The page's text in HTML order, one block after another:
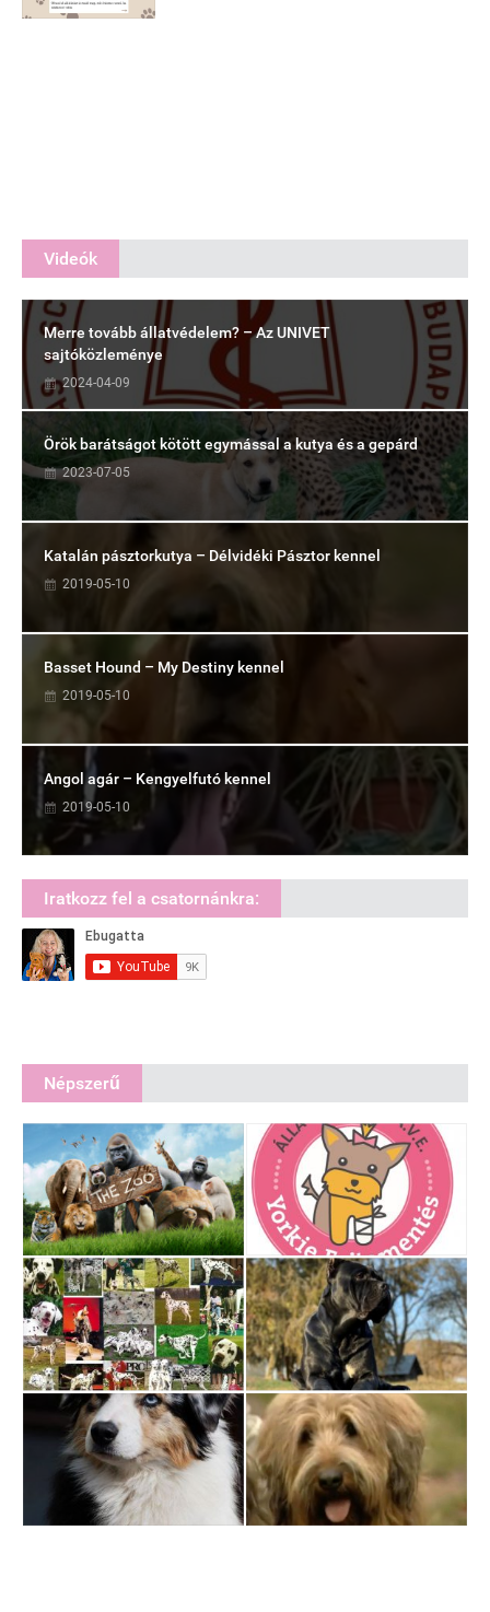
Videók
Merre tovább állatvédelem? – Az UNIVET
sajtóközleménye
2024-04-09
Örök barátságot kötött egymással a kutya és a gepárd
2023-07-05
Katalán pásztorkutya – Délvidéki Pásztor kennel
2019-05-10
Basset Hound – My Destiny kennel
2019-05-10
Angol agár – Kengyelfutó kennel
2019-05-10
Iratkozz fel a csatornánkra:
Népszerű